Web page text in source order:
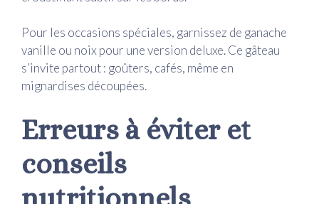
Pour les occasions spéciales, garnissez de ganache
vanille ou noix pour une version deluxe. Ce gâteau
s’invite partout : goûters, cafés, même en
mignardises découpées.
Erreurs à éviter et
conseils